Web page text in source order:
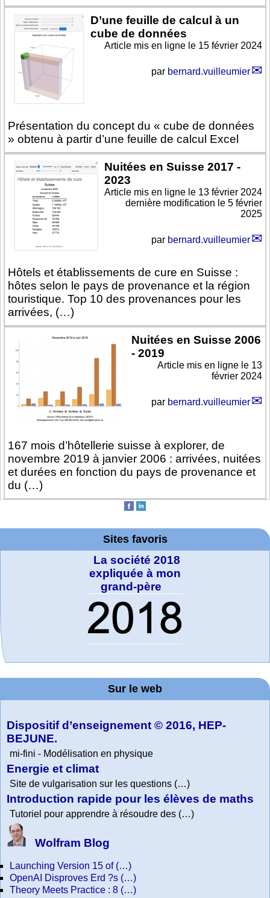
D’une feuille de calcul à un
cube de données
Présentation du concept du « cube de données
» obtenu à partir d’une feuille de calcul Excel
Article mis en ligne le 15 février 2024
par bernard.vuilleumier
Nuitées en Suisse 2017 -
2023
Hôtels et établissements de cure en Suisse :
hôtes selon le pays de provenance et la région
touristique. Top 10 des provenances pour les
arrivées, (…)
Article mis en ligne le 13 février 2024
dernière modification le 5 février
2025
par bernard.vuilleumier
Nuitées en Suisse 2006
- 2019
167 mois d’hôtellerie suisse à explorer, de
novembre 2019 à janvier 2006 : arrivées, nuitées
et durées en fonction du pays de provenance et
du (…)
Article mis en ligne le 13
février 2024
par bernard.vuilleumier
Sites favoris
TED Talks
La société 2018
expliquée à mon
grand-père
Online math
practice and
lessons
Arts-Scènes
Wolfram web
resources
Office fédéral de
la statistique
Wolfram
Education Portal
Wolfram
Demonstrations
Project. College
Physics
MATHCURVE.CO
M
WolframTones :
Generate a
Composition
Sur le web
Dispositif d’enseignement © 2016, HEP-
BEJUNE.
mi-fini - Modélisation en physique
Energie et climat
Site de vulgarisation sur les questions (…)
Introduction rapide pour les élèves de maths
Tutoriel pour apprendre à résoudre des (…)
Wolfram Blog
Launching Version 15 of (…)
OpenAI Disproves Erd ?s (…)
Theory Meets Practice : 8 (…)